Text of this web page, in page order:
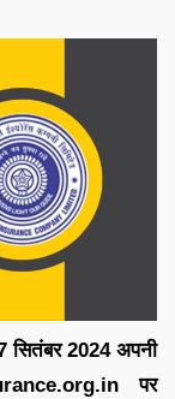
सितंबर 2024 अपनी
पर